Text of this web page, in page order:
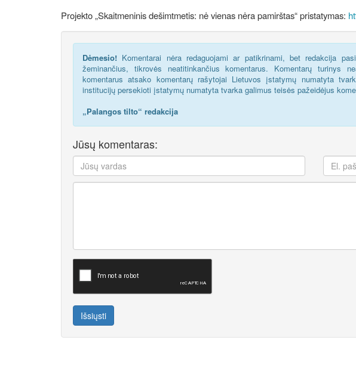
Projekto „Skaitmeninis dešimtmetis: nė vienas nėra pamirštas“ pristatymas:
Dėmesio! Komentarai nėra redaguojami ar patikrinami, bet redakcija
žeminančius, tikrovės neatitinkančius komentarus. Komentarų turinys
komentarus atsako komentarų rašytojai Lietuvos įstatymų numatyta
institucijų persekioti įstatymų numatyta tvarka galimus teisės pažeidėjus
„Palangos tilto“ redakcija
Jūsų komentaras:
Išsiųsti